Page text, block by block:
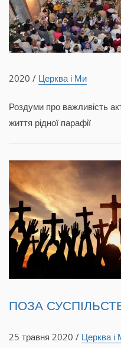
2020 / Церква і Ми
Роздуми про важливість
життя рідної парафії
ПОЗА
25 травня 2020 / Церква і